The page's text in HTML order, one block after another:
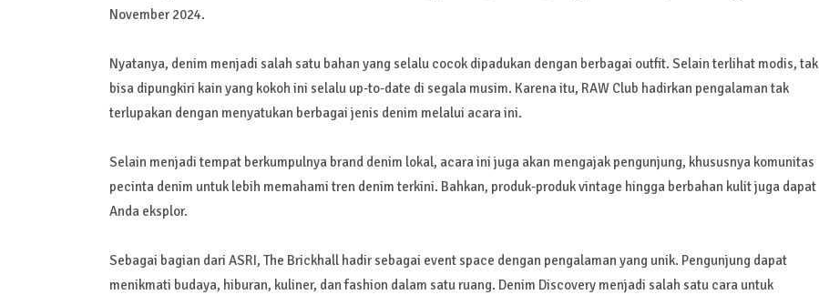
November 2024.
Nyatanya, denim menjadi salah satu bahan yang selalu cocok dipadukan dengan berbagai outfit. Selain terlihat modis, tak
bisa dipungkiri kain yang kokoh ini selalu up-to-date di segala musim. Karena itu, RAW Club hadirkan pengalaman tak
terlupakan dengan menyatukan berbagai jenis denim melalui acara ini.
Selain menjadi tempat berkumpulnya brand denim lokal, acara ini juga akan mengajak pengunjung, khususnya komunitas
pecinta denim untuk lebih memahami tren denim terkini. Bahkan, produk-produk vintage hingga berbahan kulit juga dapat
Anda eksplor.
Sebagai bagian dari ASRI, The Brickhall hadir sebagai event space dengan pengalaman yang unik. Pengunjung dapat
menikmati budaya, hiburan, kuliner, dan fashion dalam satu ruang. Denim Discovery menjadi salah satu cara untuk